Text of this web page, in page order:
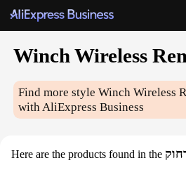
Winch Wireless
Find more styleWinch Wireless
with AliExpress Business
Here are the products found in the